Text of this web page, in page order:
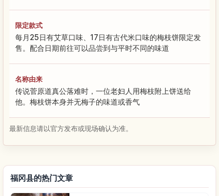
限定款式
每月25日有艾草口味、17日有古代米口味的梅枝饼限定发
售。配合日期前往可以品尝到与平时不同的味道
名称由来
传说菅原道真公落难时，一位老妇人用梅枝附上饼送给
他。梅枝饼本身并无梅子的味道或香气
最新信息请以官方发布或现场确认为准。
福冈县的热门文章